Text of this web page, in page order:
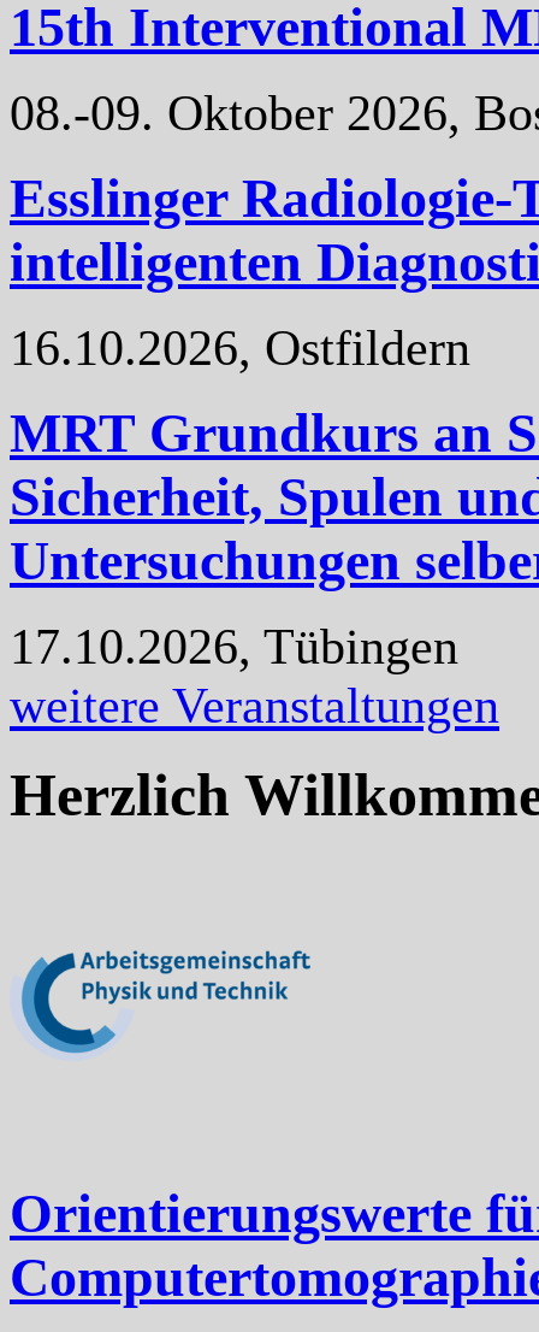
15th Interventional
08.-09. Oktober 2026,
Esslinger
intelligenten
16.10.2026, Ostfildern
MRT Grundkurs an
Sicherheit, Spulen
Untersuchungen
17.10.2026, Tübingen
weitere Veranstaltungen
Herzlich
Orientierungswerte